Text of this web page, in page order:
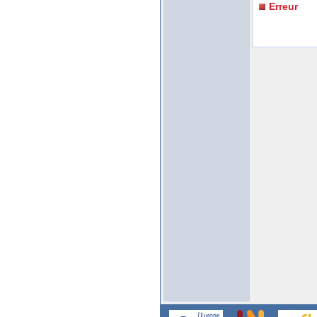
Erreur